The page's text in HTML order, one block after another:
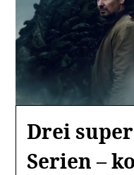
Drei
Serien –